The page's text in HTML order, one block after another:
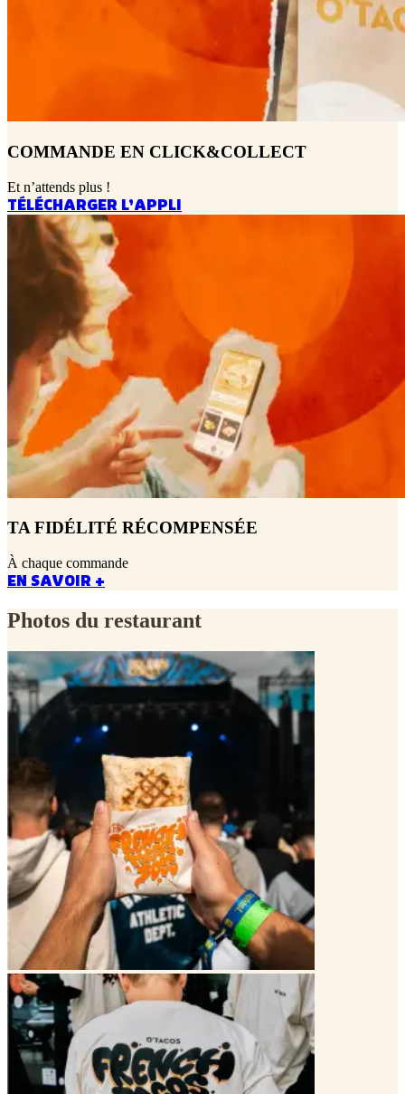
COMMANDE EN CLICK&COLLECT
Et n’attends plus !
TÉLÉCHARGER L’APPLI
TA FIDÉLITÉ RÉCOMPENSÉE
À chaque commande
EN SAVOIR +
Photos du restaurant